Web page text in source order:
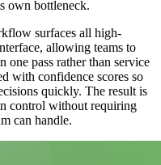
own bottleneck.
surfaces all high-
allowing teams to
one pass rather than service
with confidence scores so
quickly. The result is
control without requiring
can handle.